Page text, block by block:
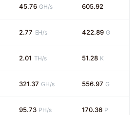
45.76 GH/s 605.92
2.77 EH/s 422.89 G
2.01 TH/s 51.28 K
321.37 GH/s 556.97 G
95.73 PH/s 170.36 P